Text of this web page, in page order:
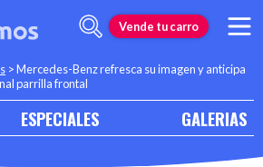
Vende tu carro
>Mercedes-Benz refresca su imagen y anticipa
parrilla frontal
ESPECIALES GALERIAS